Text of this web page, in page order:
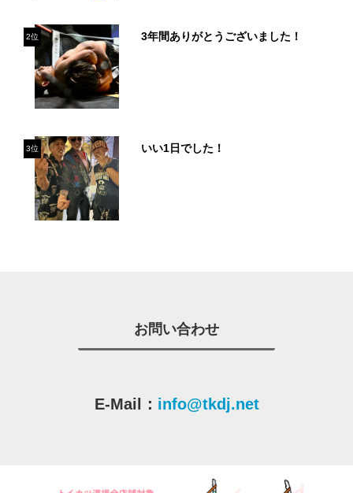
2位 3年間ありがとうございました！
3位 いい1日でした！
お問い合わせ
E-Mail： info@tkdj.net